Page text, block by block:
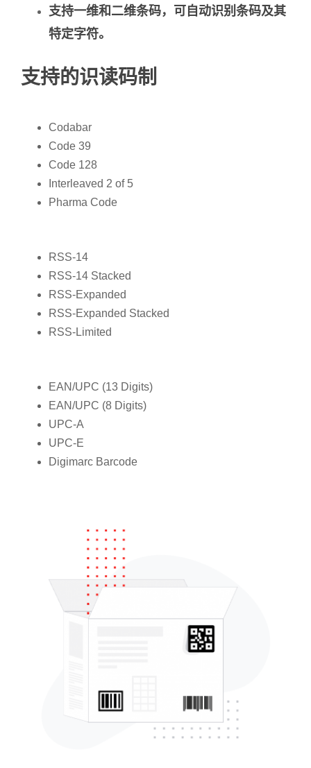
支持一维和二维条码，可自动识别条码及其
特定字符。
支持的识读码制
Codabar
Code 39
Code 128
Interleaved 2 of 5
Pharma Code
RSS-14
RSS-14 Stacked
RSS-Expanded
RSS-Expanded Stacked
RSS-Limited
EAN/UPC (13 Digits)
EAN/UPC (8 Digits)
UPC-A
UPC-E
Digimarc Barcode